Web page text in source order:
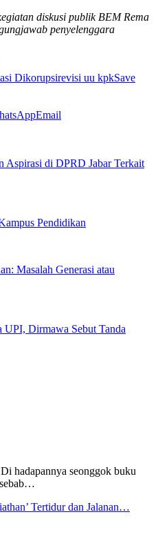
diskusi publik BEM Rema
penyelenggara
Dikorupsirevisi uu kpkSave
Email
Aspirasi di DPRD Jabar Terkait
Pendidikan
Masalah Generasi atau
UPI, Dirmawa Sebut Tanda
Di hadapannya seonggok buku
sebab…
Tertidur dan Jalanan…